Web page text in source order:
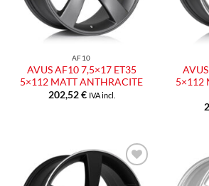
AF10
AVUS AF10 7,5×17 ET35
5×112 MATT ANTHRACITE
202,52€ IVA incl.
5×112
Aggiungi